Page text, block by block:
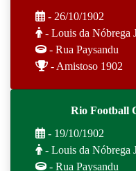
- 26/10/1902
- Louis da Nóbrega
- Rua Paysandu
- Amistoso 1902
Rio Football
- 19/10/1902
- Louis da Nóbrega
- Rua Paysandu